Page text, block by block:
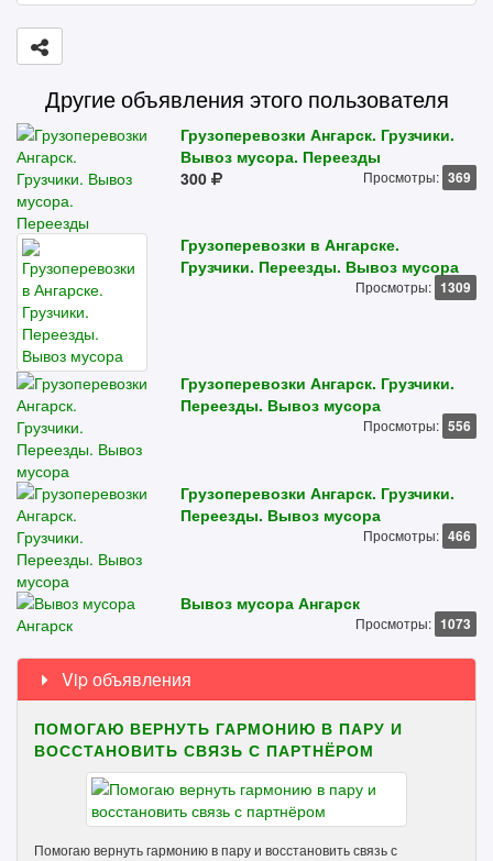
Другие объявления этого пользователя
Грузоперевозки Ангарск. Грузчики.
Вывоз мусора. Переезды
300
Просмотры: 369
Грузоперевозки в Ангарске.
Грузчики. Переезды. Вывоз мусора
Просмотры: 1309
Грузоперевозки Ангарск. Грузчики.
Переезды. Вывоз мусора
Просмотры: 556
Грузоперевозки Ангарск. Грузчики.
Переезды. Вывоз мусора
Просмотры: 466
Вывоз мусора Ангарск
Просмотры: 1073
Vip объявления
ПОМОГАЮ ВЕРНУТЬ ГАРМОНИЮ В ПАРУ И
ВОССТАНОВИТЬ СВЯЗЬ С ПАРТНЁРОМ
Помогаю вернуть гармонию в пару и восстановить связь с